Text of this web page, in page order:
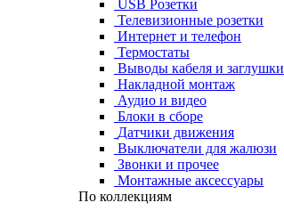
USB Розетки
Телевизионные розетки
Интернет и телефон
Термостаты
Выводы кабеля и заглушки
Накладной монтаж
Аудио и видео
Блоки в сборе
Датчики движения
Выключатели для жалюзи
Звонки и прочее
Монтажные аксессуары
По коллекциям